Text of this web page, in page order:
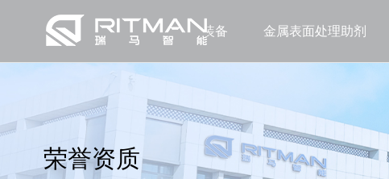
涂层装备 金属表面处理助剂
荣誉资质